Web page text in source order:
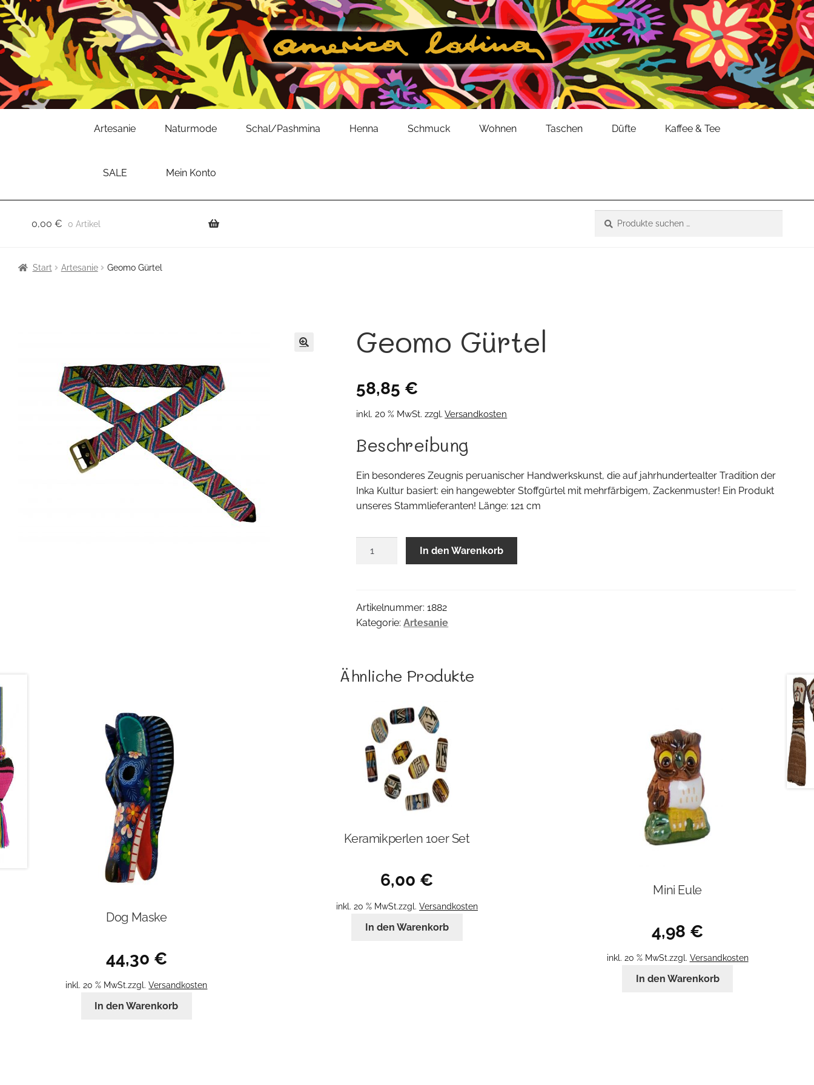
Artesanie Naturmode Schal/Pashmina Henna Schmuck Wohnen Taschen Düfte Kaffee & Tee
SALE Mein Konto
0,00 € 0 Artikel
nach:
Start Artesanie Geomo Gürtel
Geomo Gürtel
58,85 €
inkl. 20 % MwSt. zzgl.Versandkosten
Beschreibung
Ein besonderes Zeugnis peruanischer Handwerkskunst, die auf jahrhundertealter Tradition der
Inka Kultur basiert: ein hangewebter Stoffgürtel mit mehrfärbigem, Zackenmuster! Ein Produkt
unseres Stammlieferanten! Länge: 121 cm
In den Warenkorb
Artikelnummer:1882
Kategorie:Artesanie
Ähnliche Produkte
Dog Maske
44,30 €
inkl. 20 % MwSt.zzgl.Versandkosten
In den Warenkorb
Keramikperlen 10er Set
6,00 €
inkl. 20 % MwSt.zzgl. Versandkosten
In den Warenkorb
Mini Eule
4,98 €
inkl. 20 % MwSt.zzgl. Versandkosten
In den Warenkorb